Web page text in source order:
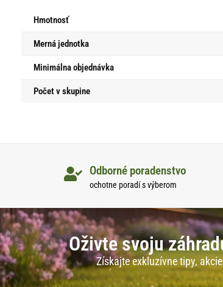
Hmotnosť
Merná jednotka
Minimálna objednávka
Počet v skupine
Odborné poradenstvo
ochotne poradí s výberom
Oživte svoju
Získajte exkluzívne tipy,